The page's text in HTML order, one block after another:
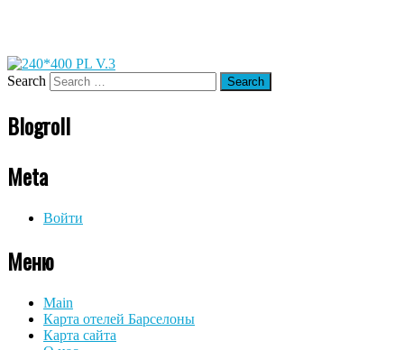
Search
Blogroll
Meta
Войти
Меню
Main
Карта отелей Барселоны
Карта сайта